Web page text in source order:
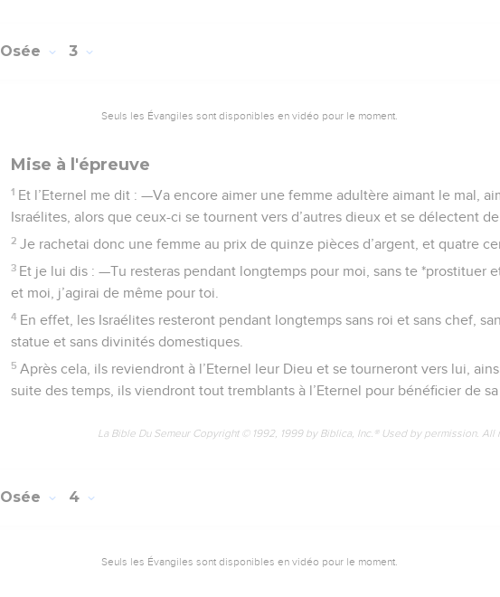
Osée 3
Seuls les Évangiles sont disponibles en vidéo pour le moment.
Mise à l'épreuve
1 Et l’Eternel me dit : —Va encore aimer une femme adultère aimant le mal,
Israélites, alors que ceux-ci se tournent vers d’autres dieux et se délectent
2 Je rachetai donc une femme au prix de quinze pièces d’argent, et quatre
3 Et je lui dis : —Tu resteras pendant longtemps pour moi, sans te *prostituer
et moi, j’agirai de même pour toi.
4 En effet, les Israélites resteront pendant longtemps sans roi et sans chef,
statue et sans divinités domestiques.
5 Après cela, ils reviendront à l’Eternel leur Dieu et se tourneront vers lui,
suite des temps, ils viendront tout tremblants à l’Eternel pour bénéficier de sa
La Bible Du Semeur Copyright © 1992, 1999 by Biblica, Inc.® Used by permission.
Osée 4
Seuls les Évangiles sont disponibles en vidéo pour le moment.